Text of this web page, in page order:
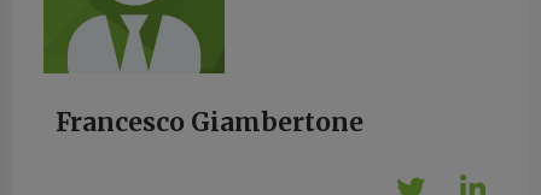
Francesco Giambertone